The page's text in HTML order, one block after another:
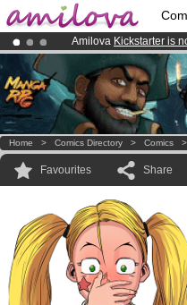
Amilova Kickstarter is
Premium membership
Already 100000
Home > Comics Directory > Comics
Favourites Share